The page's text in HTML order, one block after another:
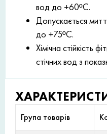
вод до +60ºC.
Допускається
до +75ºC.
Хімічна стійкість
стічних вод з
Група товарів